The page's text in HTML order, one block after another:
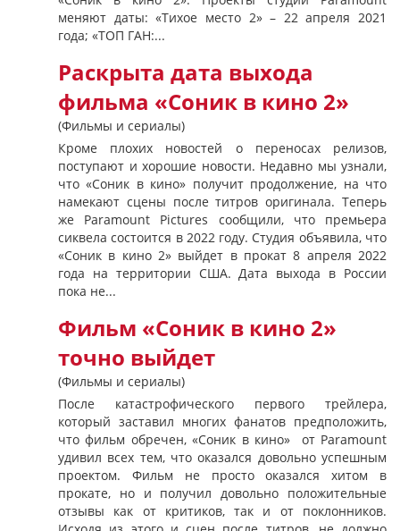
меняют даты: «Тихое место 2» – 22 апреля 2021
года; «ТОП ГАН:...
Раскрыта дата выхода
фильма «Соник в кино 2»
(Фильмы и сериалы)
Кроме плохих новостей о переносах релизов,
поступают и хорошие новости. Недавно мы узнали,
что «Соник в кино» получит продолжение, на что
намекают сцены после титров оригинала. Теперь
же Paramount Pictures сообщили, что премьера
сиквела состоится в 2022 году. Студия объявила, что
«Соник в кино 2» выйдет в прокат 8 апреля 2022
года на территории США. Дата выхода в России
пока не...
Фильм «Соник в кино 2»
точно выйдет
(Фильмы и сериалы)
После катастрофического первого трейлера,
который заставил многих фанатов предположить,
что фильм обречен, «Соник в кино» от Paramount
удивил всех тем, что оказался довольно успешным
проектом. Фильм не просто оказался хитом в
прокате, но и получил довольно положительные
отзывы как от критиков, так и от поклонников.